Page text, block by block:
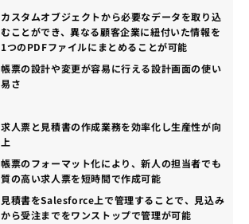
カスタムオブジェクトから必要なデータを取り込
むことができ、異なる顧客企業に紐付いた情報を
1つのPDFファイルにまとめることが可能
帳票の設計や変更が容易に行える設計画面の使い
易さ
求人票と見積書の作成業務を効率化し生産性が向
上
帳票のフォーマット化により、新人の担当者でも
質の高い求人票を短時間で作成可能
見積書をSalesforce上で管理することで、見込み
から受注までをワンストップで管理が可能